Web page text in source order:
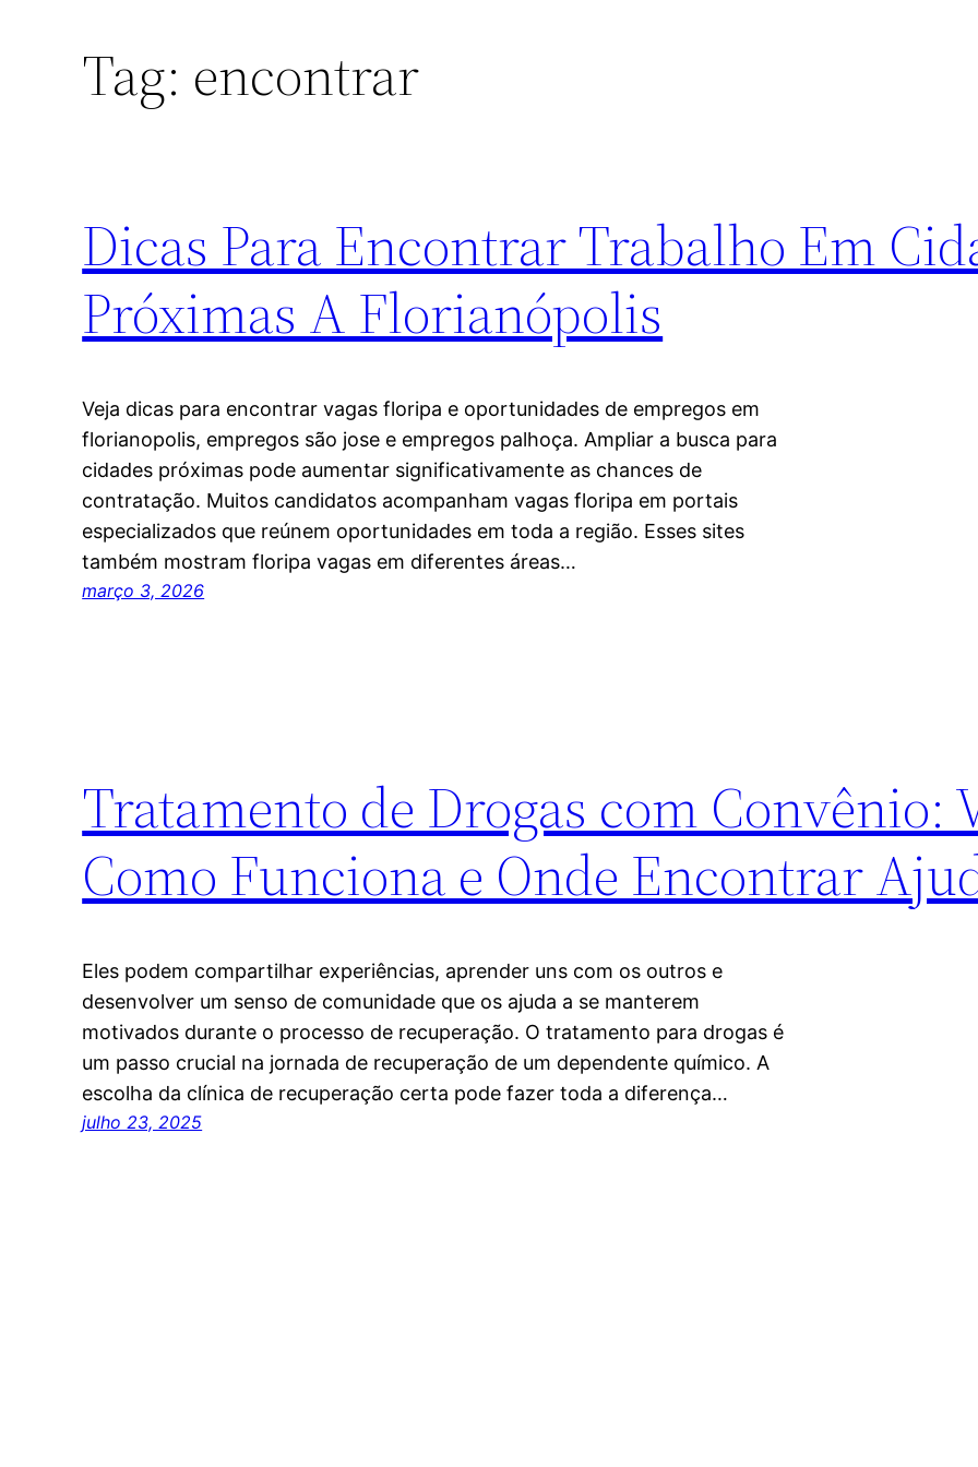
Tag: encontrar
Dicas Para Encontrar Trabalho Em
Próximas A Florianópolis
Veja dicas para encontrar vagas floripa e oportunidades de empregos em
florianopolis, empregos são jose e empregos palhoça. Ampliar a busca para
cidades próximas pode aumentar significativamente as chances de
contratação. Muitos candidatos acompanham vagas floripa em portais
especializados que reúnem oportunidades em toda a região. Esses sites
também mostram floripa vagas em diferentes áreas…
março 3, 2026
Tratamento de Drogas com Convênio:
Como Funciona e Onde Encontrar
Eles podem compartilhar experiências, aprender uns com os outros e
desenvolver um senso de comunidade que os ajuda a se manterem
motivados durante o processo de recuperação. O tratamento para drogas é
um passo crucial na jornada de recuperação de um dependente químico. A
escolha da clínica de recuperação certa pode fazer toda a diferença…
julho 23, 2025